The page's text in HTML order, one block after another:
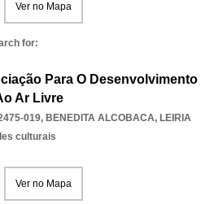
Ver no Mapa
for:
Para O Desenvolvimento
Ar Livre
019, BENEDITA ALCOBACA, LEIRIA
culturais
Ver no Mapa